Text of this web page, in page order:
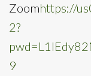
Zoomhttps://
2?
9